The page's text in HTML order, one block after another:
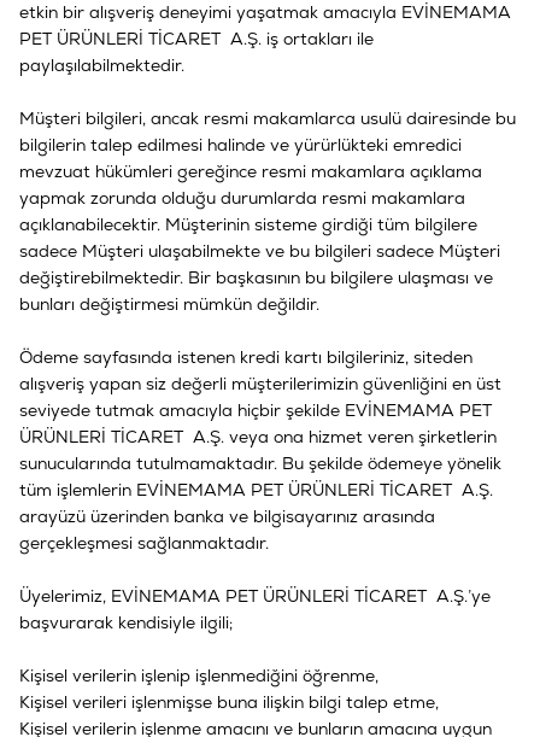
etkin bir alışveriş deneyimi yaşatmak amacıyla EVİNEMAMA
PET ÜRÜNLERİ TİCARET A.Ş. iş ortakları ile
paylaşılabilmektedir.
Müşteri bilgileri, ancak resmi makamlarca usulü dairesinde bu
bilgilerin talep edilmesi halinde ve yürürlükteki emredici
mevzuat hükümleri gereğince resmi makamlara açıklama
yapmak zorunda olduğu durumlarda resmi makamlara
açıklanabilecektir. Müşterinin sisteme girdiği tüm bilgilere
sadece Müşteri ulaşabilmekte ve bu bilgileri sadece Müşteri
değiştirebilmektedir. Bir başkasının bu bilgilere ulaşması ve
bunları değiştirmesi mümkün değildir.
Ödeme sayfasında istenen kredi kartı bilgileriniz, siteden
alışveriş yapan siz değerli müşterilerimizin güvenliğini en üst
seviyede tutmak amacıyla hiçbir şekilde EVİNEMAMA PET
ÜRÜNLERİ TİCARET A.Ş. veya ona hizmet veren şirketlerin
sunucularında tutulmamaktadır. Bu şekilde ödemeye yönelik
tüm işlemlerin EVİNEMAMA PET ÜRÜNLERİ TİCARET A.Ş.
arayüzü üzerinden banka ve bilgisayarınız arasında
gerçekleşmesi sağlanmaktadır.
Üyelerimiz, EVİNEMAMA PET ÜRÜNLERİ TİCARET A.Ş.’ye
başvurarak kendisiyle ilgili;
Kişisel verilerin işlenip işlenmediğini öğrenme,
Kişisel verileri işlenmişse buna ilişkin bilgi talep etme,
Kişisel verilerin işlenme amacını ve bunların amacına uygun